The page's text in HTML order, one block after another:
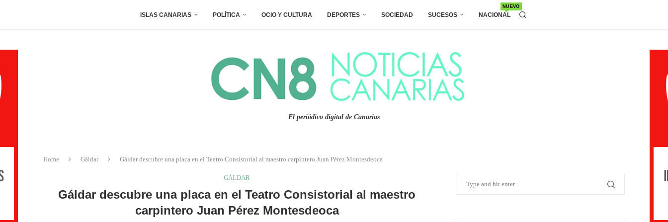
ISLAS CANARIAS POLÍTICA OCIO Y CULTURA DEPORTES SOCIEDAD SUCESOS NACIONAL
NUEVO
El periódico digital de Canarias
Home Gáldar Gáldar descubre una placa en el Teatro Consistorial al maestro carpintero Juan Pérez Montesdeoca
GÁLDAR
Gáldar descubre una placa en el Teatro Consistorial al maestro
carpintero Juan Pérez Montesdeoca